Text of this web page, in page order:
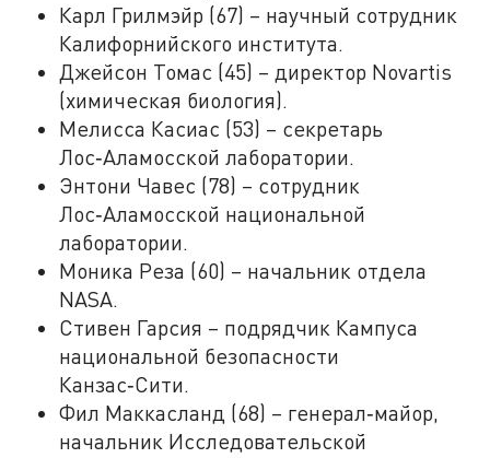
Карл Грилмэйр (67) – научный сотрудник
Калифорнийского института.
Джейсон Томас (45) – директор Novartis
(химическая биология).
Мелисса Касиас (53) – секретарь
Лос‑Аламосской лаборатории.
Энтони Чавес (78) – сотрудник
Лос‑Аламосской национальной
лаборатории.
Моника Реза (60) – начальник отдела
NASA.
Стивен Гарсия – подрядчик Кампуса
национальной безопасности
Канзас‑Сити.
Фил Маккасланд (68) – генерал‑майор,
начальник Исследовательской